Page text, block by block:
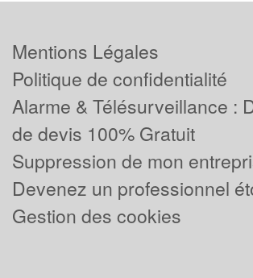
Mentions Légales
Politique de confidentialité
Alarme & Télésurveillance :
de devis 100% Gratuit
Suppression de mon
Devenez un professionnel
Gestion des cookies